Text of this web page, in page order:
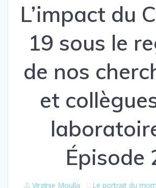
L’impact du
19 sous le
de nos
et
Épisode
Virginie Moulla Le portrait du